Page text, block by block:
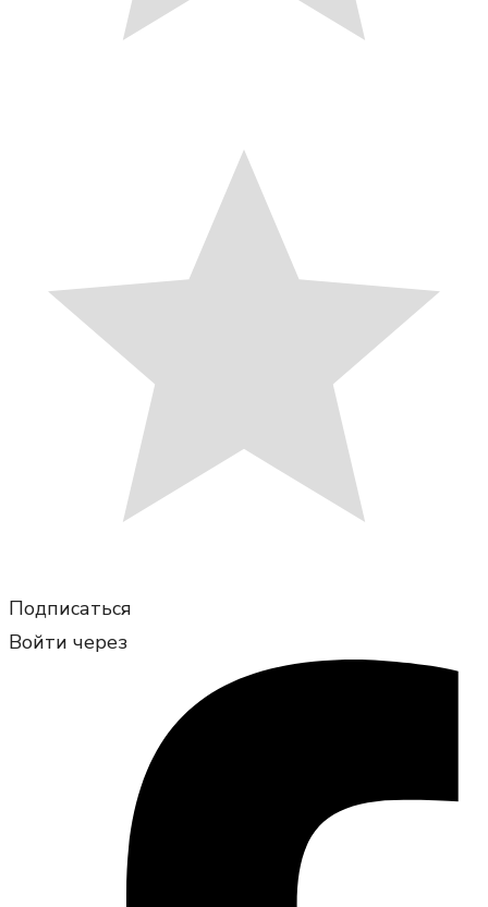
Подписаться
Войти через